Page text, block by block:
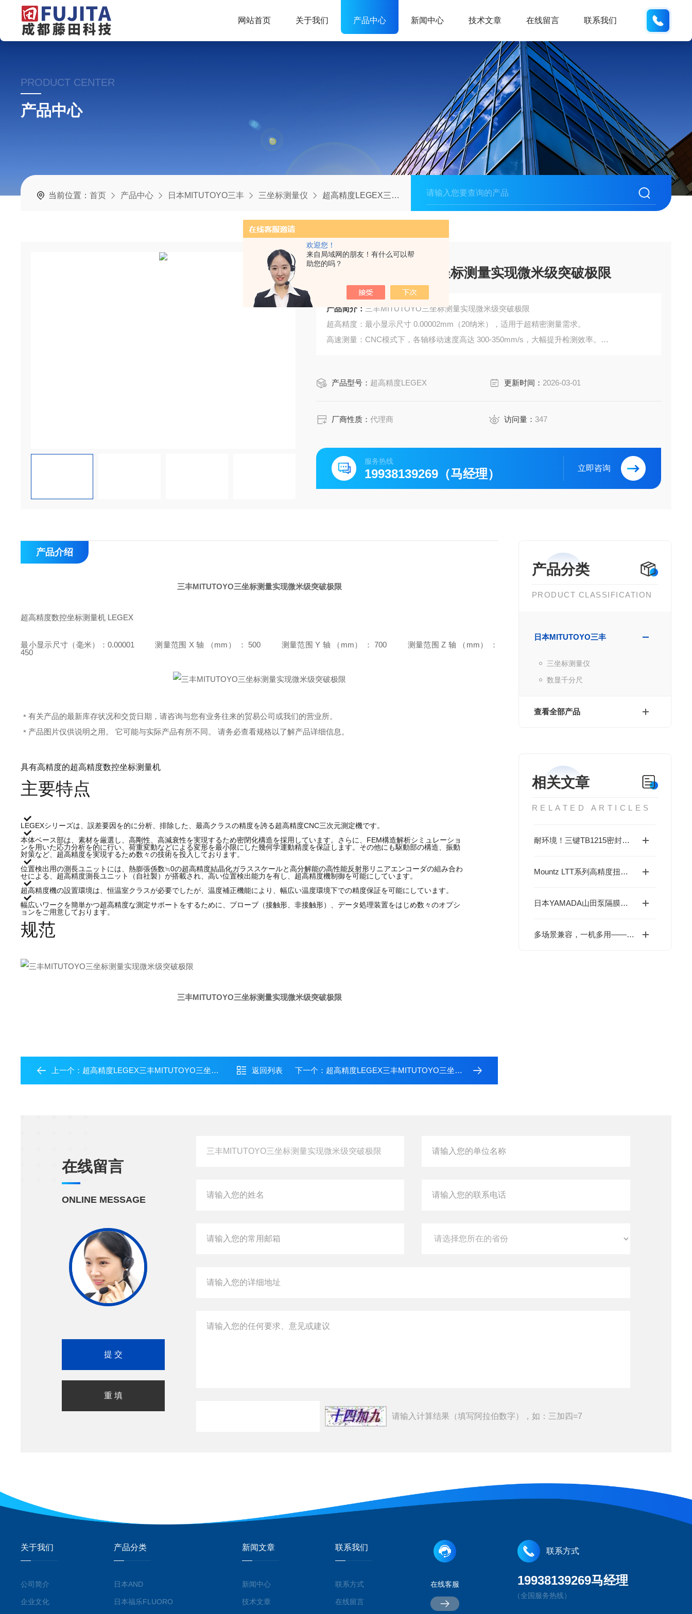
欢迎您！
来自局域网的朋友！有什么可以帮
助您的吗？
网站首页 关于我们 产品中心 新闻中心 技术文章 在线留言 联系我们
PRODUCT CENTER
产品中心
当前位置：首页 产品中心 日本MITUTOYO三丰 三坐标测量仪 超高精度LEGEX三丰MITUTOYO三坐标测量实现微米级突破极限
三丰MITUTOYO三坐标测量实现微米级突破极限
产品简介： 三丰MITUTOYO三坐标测量实现微米级突破极限
超高精度：最小显示尺寸 0.00002mm（20纳米），适用于超精密测量需求。
高速测量：CNC模式下，各轴移动速度高达 300-350mm/s，大幅提升检测效率。
产品型号： 超高精度LEGEX 更新时间： 2026-03-01
厂商性质：代理商 访问量： 347
服务热线
19938139269（马经理） 立即咨询
产品分类
PRODUCT CLASSIFICATION
日本MITUTOYO三丰
三坐标测量仪
数显千分尺
查看全部产品
相关文章
RELATED ARTICLES
耐环境！三键TB1215密封胶获高评价，覆盖高低温与耐油场景
Mountz LTT系列高精度扭矩分析仪配用的微型传感器BMX20z—多功能校准与验证
日本YAMADA山田泵隔膜泵 G25系列：耐久高效，持久稳定
多场景兼容，一机多用——武藏点胶机支持UV胶/硅胶/AB胶等全材料涂布
产品介绍
三丰MITUTOYO三坐标测量实现微米级突破极限
超高精度数控坐标测量机 LEGEX
最小显示尺寸（毫米）：0.00001 测量范围 X 轴 （mm） ： 500 测量范围 Y 轴 （mm） ： 700
测量范围 Z 轴 （mm） ：
450
* 有关产品的最新库存状况和交货日期，请咨询与您有业务往来的贸易公司或我们的营业所。
* 产品图片仅供说明之用。 它可能与实际产品有所不同。 请务必查看规格以了解产品详细信息。
具有高精度的超高精度数控坐标测量机
主要特点
LEGEXシリーズは、誤差要因を的に分析、排除した、最高クラスの精度を誇る超高精度CNC三次元測定機です。
本体ベース部は、素材を厳選し、高剛性、高減衰性を実現するため密閉化構造を採用しています。さらに、FEM構造解析シミュレーショ
ンを用いた応力分析を的に行い、荷重変動などによる変形を最小限にした幾何学運動精度を保証します。その他にも駆動部の構造、振動
対策など、超高精度を実現するため数々の技術を投入しております。
位置検出用の測長ユニットには、熱膨張係数≒0の超高精度結晶化ガラススケールと高分解能の高性能反射形リニアエンコーダの組み合わ
せによる、超高精度測長ユニット（自社製）が搭載され、高い位置検出能力を有し、超高精度機制御を可能にしています。
超高精度機の設置環境は、恒温室クラスが必要でしたが、温度補正機能により、幅広い温度環境下での精度保証を可能にしています。
幅広いワークを簡単かつ超高精度な測定サポートをするために、プローブ（接触形、非接触形）、データ処理装置をはじめ数々のオプシ
ョンをご用意しております。
规范
三丰MITUTOYO三坐标测量实现微米级突破极限
上一个： 超高精度LEGEX三丰MITUTOYO三坐标测量0.00001mm高分辨率 返回列表 下一个： 超高精度LEGEX三丰MITUTOYO三坐标测量覆盖全尺寸精密测量
在线留言
ONLINE MESSAGE
请输入计算结果（填写阿拉伯数字），如：三加四=7
关于我们
公司简介
企业文化
产品分类
日本AND
日本福乐FLUORO
新闻文章
新闻中心
技术文章
联系我们
联系方式
在线留言
在线客服
联系方式
19938139269马经理
（全国服务热线）